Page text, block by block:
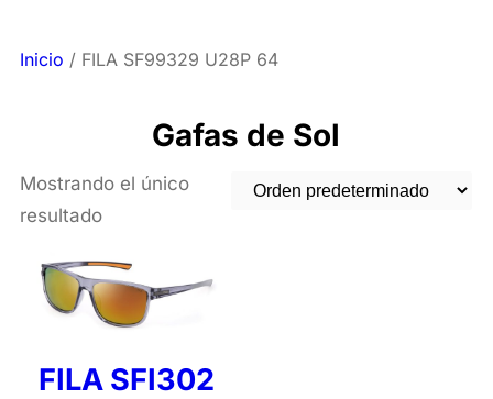
Inicio / FILA SF99329 U28P 64
Gafas de Sol
Mostrando el único
resultado
FILA SFI302